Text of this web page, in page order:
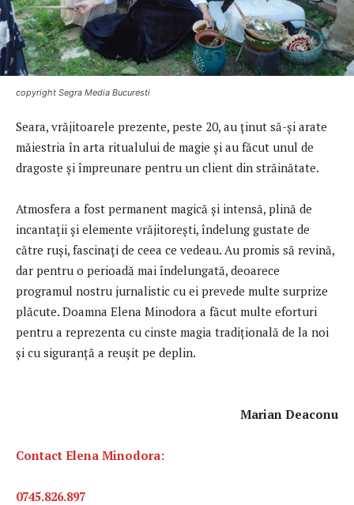
copyright Segra Media Bucuresti
Seara, vrăjitoarele prezente, peste 20, au ținut să-și arate
măiestria în arta ritualului de magie și au făcut unul de
dragoste și împreunare pentru un client din străinătate.
Atmosfera a fost permanent magică și intensă, plină de
incantații și elemente vrăjitorești, îndelung gustate de
către ruși, fascinați de ceea ce vedeau. Au promis să revină,
dar pentru o perioadă mai îndelungată, deoarece
programul nostru jurnalistic cu ei prevede multe surprize
plăcute. Doamna Elena Minodora a făcut multe eforturi
pentru a reprezenta cu cinste magia tradițională de la noi
și cu siguranță a reușit pe deplin.
Marian Deaconu
Contact Elena Minodora:
0745.826.897